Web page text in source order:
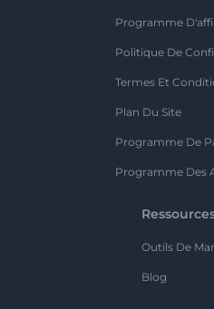
Programme
Politique De
Termes Et
Plan Du Site
Programme De
Programme Des
Outils De
Blog